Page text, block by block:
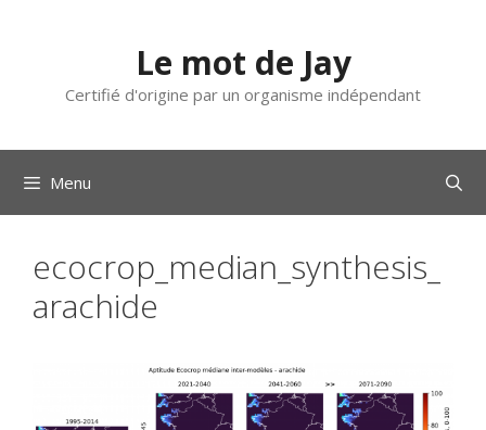
Le mot de Jay
Certifié d'origine par un organisme indépendant
Menu
ecocrop_median_synthesis_
arachide